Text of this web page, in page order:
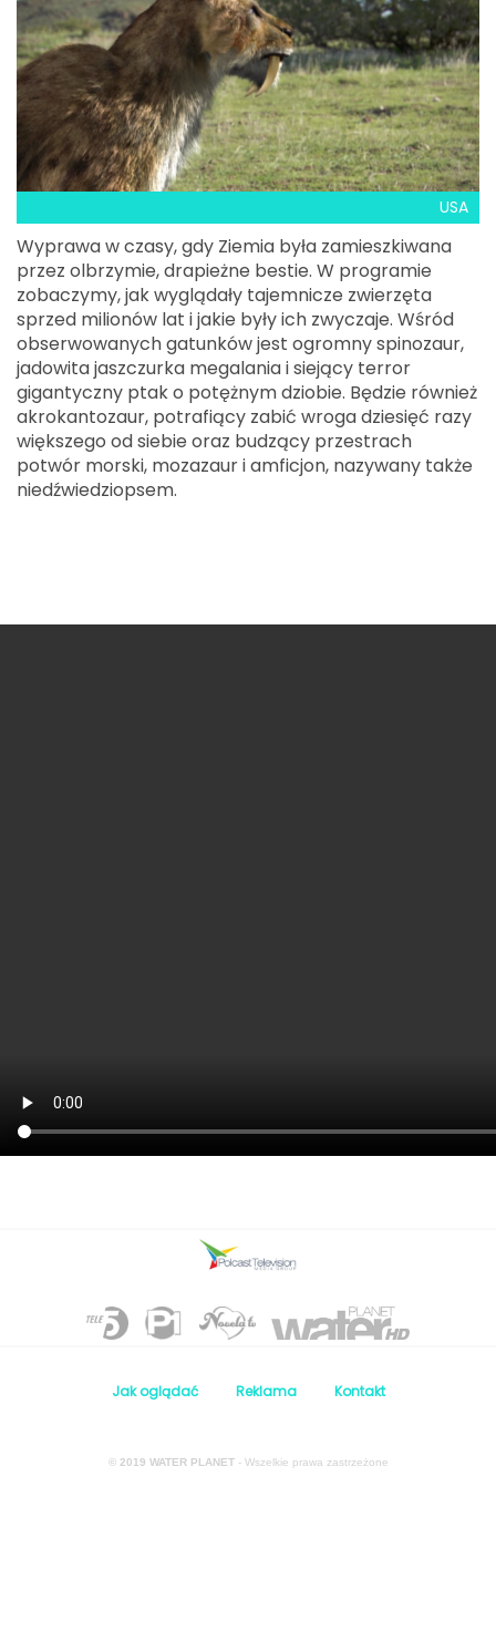
USA
Wyprawa w czasy, gdy Ziemia była zamieszkiwana
przez olbrzymie, drapieżne bestie. W programie
zobaczymy, jak wyglądały tajemnicze zwierzęta
sprzed milionów lat i jakie były ich zwyczaje. Wśród
obserwowanych gatunków jest ogromny spinozaur,
jadowita jaszczurka megalania i siejący terror
gigantyczny ptak o potężnym dziobie. Będzie również
akrokantozaur, potrafiący zabić wroga dziesięć razy
większego od siebie oraz budzący przestrach
potwór morski, mozazaur i amficjon, nazywany także
niedźwiedziopsem.
Jak oglądać Reklama Kontakt
© 2019 WATER PLANET- Wszelkie prawa zastrzeżone